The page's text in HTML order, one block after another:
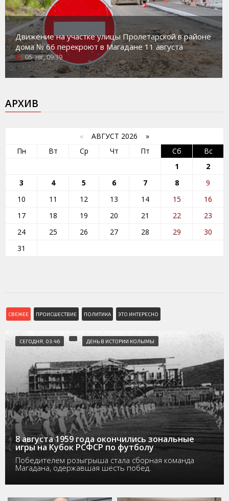
Движение на участке улицы Пролетарской в районе
дома № 66 перекроют в Магадане 11 августа
05-авг, 09:39
АРХИВ
« АВГУСТ 2026 »
Пн
Вт Ср Чт Пт Сб
Вс
1
2
3
4 5 6 7 8
9
10
11 12 13 14 15
16
17
18 19 20 21 22
23
24
25 26 27 28 29
30
31
СВЕЖЕЕ ПРОИСШЕСТВИЕ ПОЛИТИКА ЭТО ИНТЕРЕСНО
СЕГОДНЯ, 03:46 ДЕНЬ В ИСТОРИИ КОЛЫМЫ
8 августа 1959 года окончились зональные
игры на Кубок РСФСР по футболу
Победителем розыгрыша стала сборная команда
Магадана, одержавшая шесть побед.